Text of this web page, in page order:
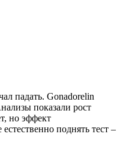
падать. Gonadorelin
показали рост
но эффект
поднять тест –